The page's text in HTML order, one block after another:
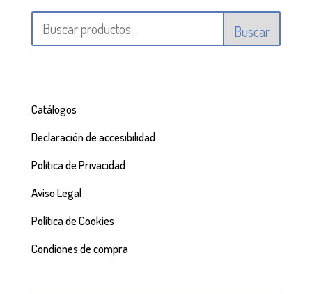
Buscar
Catálogos
Declaración de accesibilidad
Política de Privacidad
Aviso Legal
Política de Cookies
Condiones de compra